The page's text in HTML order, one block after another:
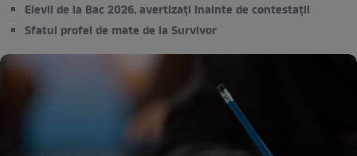
Elevii de la Bac 2026, avertizați înainte de contestații
Sfatul profei de mate de la Survivor